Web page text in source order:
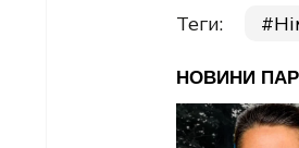
Теги: